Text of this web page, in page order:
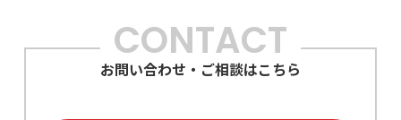
CONTACT
お問い合わせ・ご相談はこちら